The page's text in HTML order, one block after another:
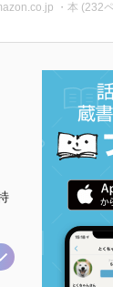
・本 (232